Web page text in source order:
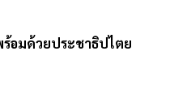
อมด้วยประชาธิปไตย